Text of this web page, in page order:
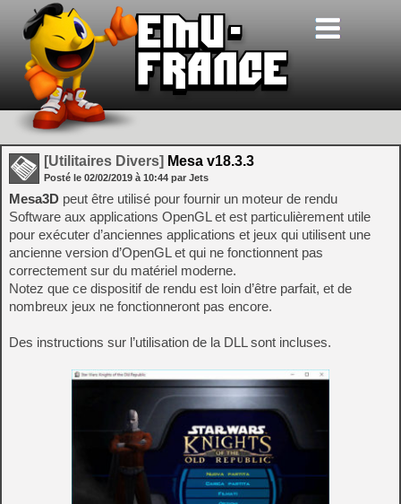
[Utilitaires Divers] Mesa v18.3.3
Posté le 02/02/2019 à 10:44 par Jets
Mesa3D peut être utilisé pour fournir un moteur de rendu
Software aux applications OpenGL et est particulièrement utile
pour exécuter d’anciennes applications et jeux qui utilisent une
ancienne version d’OpenGL et qui ne fonctionnent pas
correctement sur du matériel moderne.
Notez que ce dispositif de rendu est loin d’être parfait, et de
nombreux jeux ne fonctionneront pas encore.
Des instructions sur l’utilisation de la DLL sont incluses.